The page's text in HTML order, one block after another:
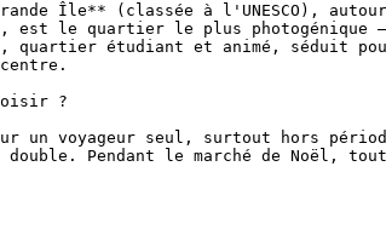
Île** (classée à l'UNESCO),
est le quartier le plus
quartier étudiant et animé, séduit
?
voyageur seul, surtout hors
Pendant le marché de Noël,